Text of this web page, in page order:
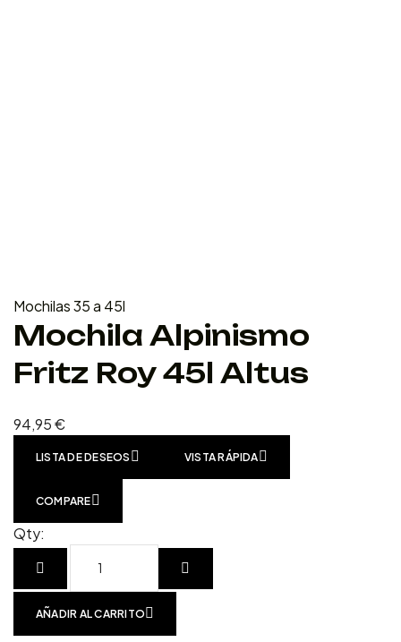
Mochilas 35 a 45l
Mochila Alpinismo
Fritz Roy 45l Altus
94,95€
LISTA DE DESEOS VISTA RÁPIDA
COMPARE
Qty:
AÑADIR AL CARRITO